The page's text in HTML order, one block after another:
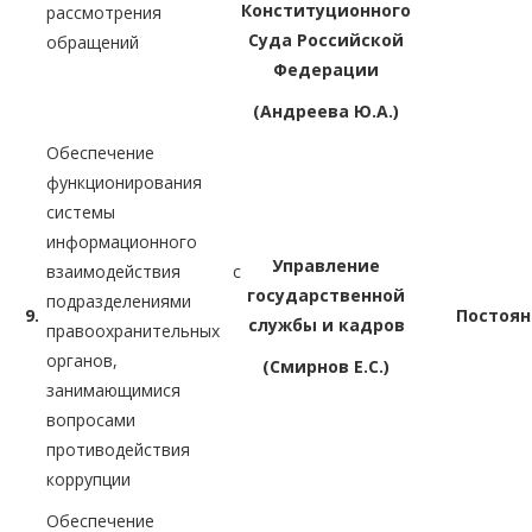
рассмотрения
обращений
Конституционного
Суда Российской
Федерации
(Андреева Ю.А.)
9.
Обеспечение
функционирования
системы
информационного
взаимодействия с
подразделениями
правоохранительных
органов,
занимающимися
вопросами
противодействия
коррупции
Управление
государственной
службы и кадров
(Смирнов Е.С.)
Обеспечение